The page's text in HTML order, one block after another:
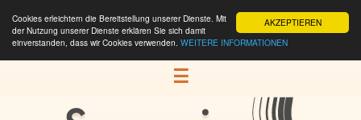
AKZEPTIEREN
Cookies erleichtern die Bereitstellung unserer Dienste. Mit
der Nutzung unserer Dienste erklären Sie sich damit
einverstanden, dass wir Cookies verwenden. WEITERE INFORMATIONEN
☰